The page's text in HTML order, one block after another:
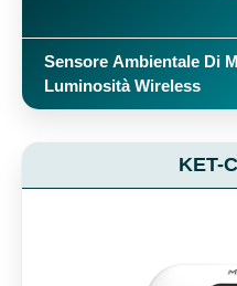
Sensore Ambientale Di
Luminosità Wireless
KET-